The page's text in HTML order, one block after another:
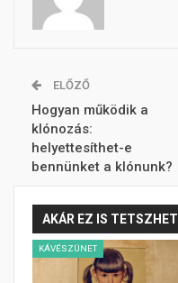
ELŐZŐ
Hogyan működik a
klónozás:
helyettesíthet-e
bennünket a klónunk?
AKÁR EZ IS TETSZHET
KÁVÉSZÜNET